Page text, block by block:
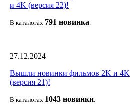
и 4K (версия 22)!
В каталогах 791 новинка.
27.12.2024
Вышли новинки фильмов 2K и 4K
(версия 21)!
В каталогах 1043 новинки.